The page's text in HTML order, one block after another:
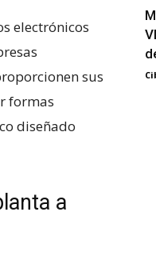
electrónicos
sus
formas
diseñado
a